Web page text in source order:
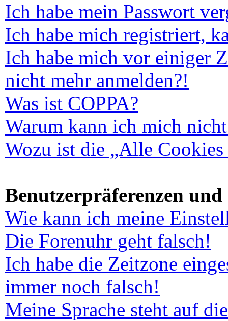
Ich habe mein Passwort
Ich habe mich registriert,
Ich habe mich vor einiger
nicht mehr anmelden?!
Was ist COPPA?
Warum kann ich mich
Wozu ist die „Alle
Benutzerpräferenzen
Wie kann ich meine
Die Forenuhr geht falsch!
Ich habe die Zeitzone
immer noch falsch!
Meine Sprache steht auf